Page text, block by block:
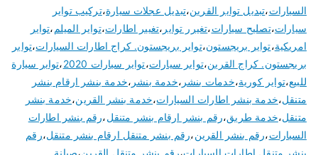
السيارات،تبديل تواير القرين،تبديل عجلات سيارة،تركيب تواير
سيارات،تصليح سيارات،تغيرر تواير ،تغيير اطارات،تواير الميلم،تواير
امريكية،تواير بريجستون،تواير بريجستون. كراج اطارات السيارات،تواير
بريجستون. كراج القرين،تواير سيارات،تواير سيارات 2020 ،تواير سيارة
للبيع،تواير كورية،خدمات بنشر ،خدمة بنشر ،خدمة بنشر ارقام بنشر
متنقل،خدمة بنشر اطارات السيارات،خدمة بنشر القرين،خدمة بنشر
متنقل،خدمة طريق،رقم بنشر ارقام بنشر متنقل،رقم بنشر اطارات
السيارات،رقم بنشر القرين،رقم بنشر متنقل ارقام بنشر متنقل،رقم